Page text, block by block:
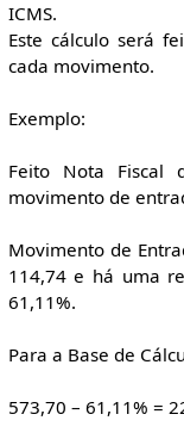
ICMS.
Este cálculo será
cada movimento.
Exemplo:
Feito Nota Fiscal
movimento de
Movimento de
114,74 e há uma
61,11%.
Para a Base de
573,70 – 61,11% =